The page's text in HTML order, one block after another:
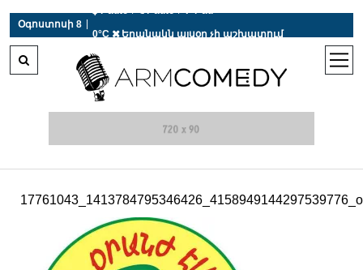
Օգոստոսի 8
 r-auto /  r-auto /  r-au
0°C  Եղանակն այսօր չի աշխատում
open
17761043_1413784795346426_4158949144297539776_o